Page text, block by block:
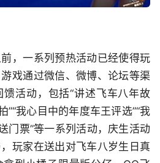
，一系列预热活动已经使得玩
戏通过微信、微博、论坛等渠
活动，包括“讲述飞车八年故
”“我心目中的年度车王评选”“我
门票”等一系列活动，庆生活动
玩家在送出对飞车八岁生日真